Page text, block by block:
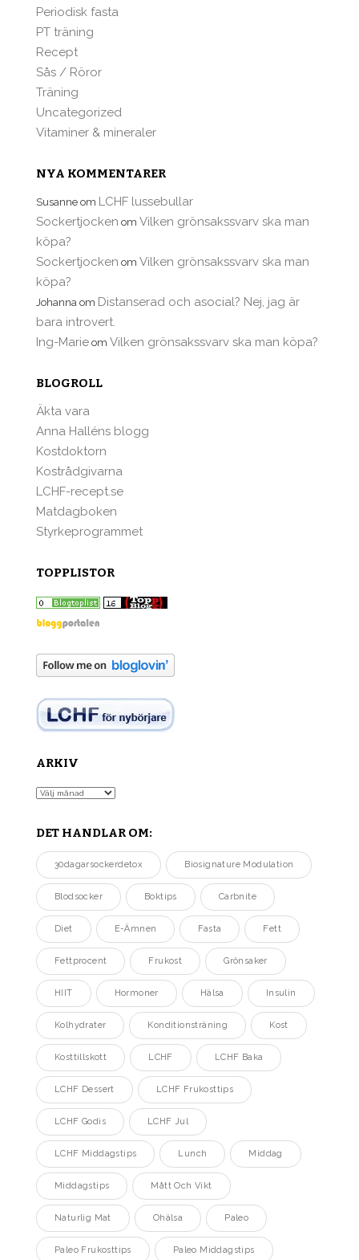
Periodisk fasta
PT träning
Recept
Sås / Röror
Träning
Uncategorized
Vitaminer & mineraler
NYA KOMMENTARER
Susanne om LCHF lussebullar
Sockertjocken om Vilken grönsakssvarv ska man
köpa?
Sockertjocken om Vilken grönsakssvarv ska man
köpa?
Johanna om Distanserad och asocial? Nej, jag är
bara introvert.
Ing-Marie om Vilken grönsakssvarv ska man köpa?
BLOGROLL
Äkta vara
Anna Halléns blogg
Kostdoktorn
Kostrådgivarna
LCHF-recept.se
Matdagboken
Styrkeprogrammet
TOPPLISTOR
ARKIV
Arkiv
DET HANDLAR OM:
30dagarsockerdetox Biosignature Modulation
Blodsocker Boktips Carbnite
Diet E-Ämnen Fasta Fett
Fettprocent Frukost Grönsaker
HIIT Hormoner Hälsa Insulin
Kolhydrater Konditionsträning Kost
Kosttillskott LCHF LCHF Baka
LCHF Dessert LCHF Frukosttips
LCHF Godis LCHF Jul
LCHF Middagstips Lunch Middag
Middagstips Mått Och Vikt
Naturlig Mat Ohälsa Paleo
Paleo Frukosttips Paleo Middagstips